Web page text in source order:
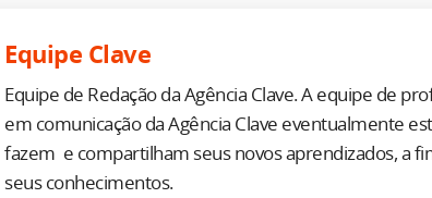
Equipe Clave
Equipe de Redação da Agência Clave. A equipe de
em comunicação da Agência Clave eventualmente
fazem e compartilham seus novos aprendizados, a
seus conhecimentos.